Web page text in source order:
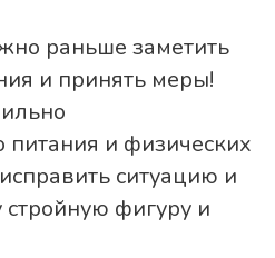
раньше заметить
и принять меры!
питания и физических
ситуацию и
стройную фигуру и